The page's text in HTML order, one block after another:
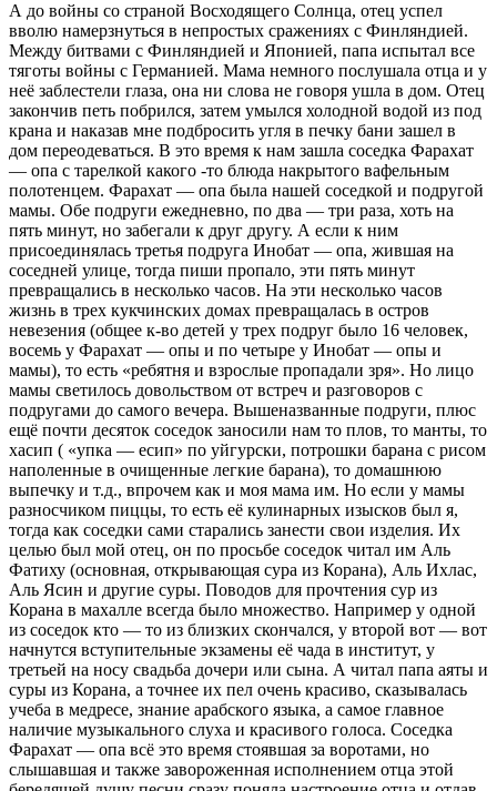
А до войны со страной Восходящего Солнца, отец успел
вволю намерзнуться в непростых сражениях с Финляндией.
Между битвами с Финляндией и Японией, папа испытал все
тяготы войны с Германией. Мама немного послушала отца и у
неё заблестели глаза, она ни слова не говоря ушла в дом. Отец
закончив петь побрился, затем умылся холодной водой из под
крана и наказав мне подбросить угля в печку бани зашел в
дом переодеваться. В это время к нам зашла соседка Фарахат
— опа с тарелкой какого -то блюда накрытого вафельным
полотенцем. Фарахат — опа была нашей соседкой и подругой
мамы. Обе подруги ежедневно, по два — три раза, хоть на
пять минут, но забегали к друг другу. А если к ним
присоединялась третья подруга Инобат — опа, жившая на
соседней улице, тогда пиши пропало, эти пять минут
превращались в несколько часов. На эти несколько часов
жизнь в трех кукчинских домах превращалась в остров
невезения (общее к-во детей у трех подруг было 16 человек,
восемь у Фарахат — опы и по четыре у Инобат — опы и
мамы), то есть «ребятня и взрослые пропадали зря». Но лицо
мамы светилось довольством от встреч и разговоров с
подругами до самого вечера. Вышеназванные подруги, плюс
ещё почти десяток соседок заносили нам то плов, то манты, то
хасип ( «упка — есип» по уйгурски, потрошки барана с рисом
наполенные в очищенные легкие барана), то домашнюю
выпечку и т.д., впрочем как и моя мама им. Но если у мамы
разносчиком пиццы, то есть её кулинарных изысков был я,
тогда как соседки сами старались занести свои изделия. Их
целью был мой отец, он по просьбе соседок читал им Аль
Фатиху (основная, открывающая сура из Корана), Аль Ихлас,
Аль Ясин и другие суры. Поводов для прочтения сур из
Корана в махалле всегда было множество. Например у одной
из соседок кто — то из близких скончался, у второй вот — вот
начнутся вступительные экзамены её чада в институт, у
третьей на носу свадьба дочери или сына. А читал папа аяты и
суры из Корана, а точнее их пел очень красиво, сказывалась
учеба в медресе, знание арабского языка, а самое главное
наличие музыкального слуха и красивого голоса. Соседка
Фарахат — опа всё это время стоявшая за воротами, но
слышавшая и также завороженная исполнением отца этой